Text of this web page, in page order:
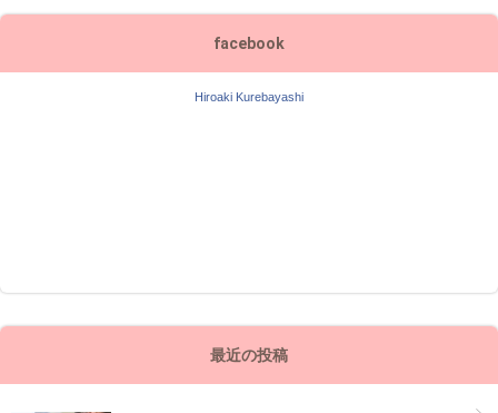
facebook
Hiroaki Kurebayashi
最近の投稿